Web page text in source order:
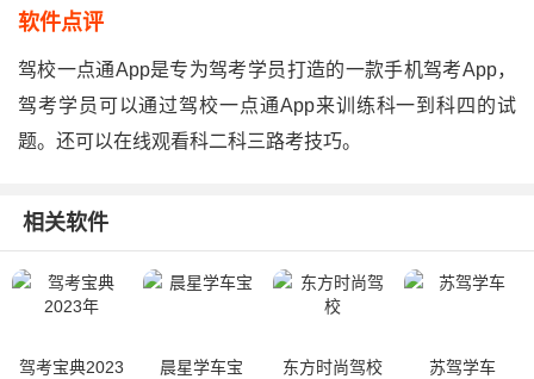
软件点评
驾校一点通app是专为驾考学员打造的一款手机驾考app，
驾考学员可以通过驾校一点通app来训练科一到科四的试
题。还可以在线观看科二科三路考技巧。
相关软件
驾考宝典2023
晨星学车宝 东方时尚驾校 苏驾学车